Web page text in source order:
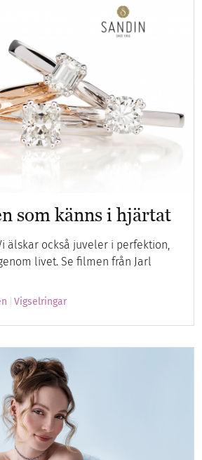
som känns i hjärtat
älskar också juveler i perfektion,
livet. Se filmen från Jarl
Vigselringar